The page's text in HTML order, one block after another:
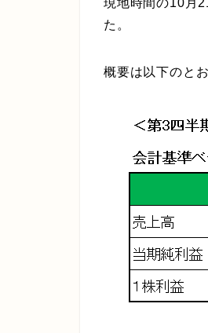
現地時間の10月
た。
概要は以下のとお